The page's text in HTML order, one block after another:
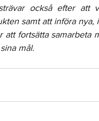
också efter att
samt att införa
fortsätta samarbeta
mål.